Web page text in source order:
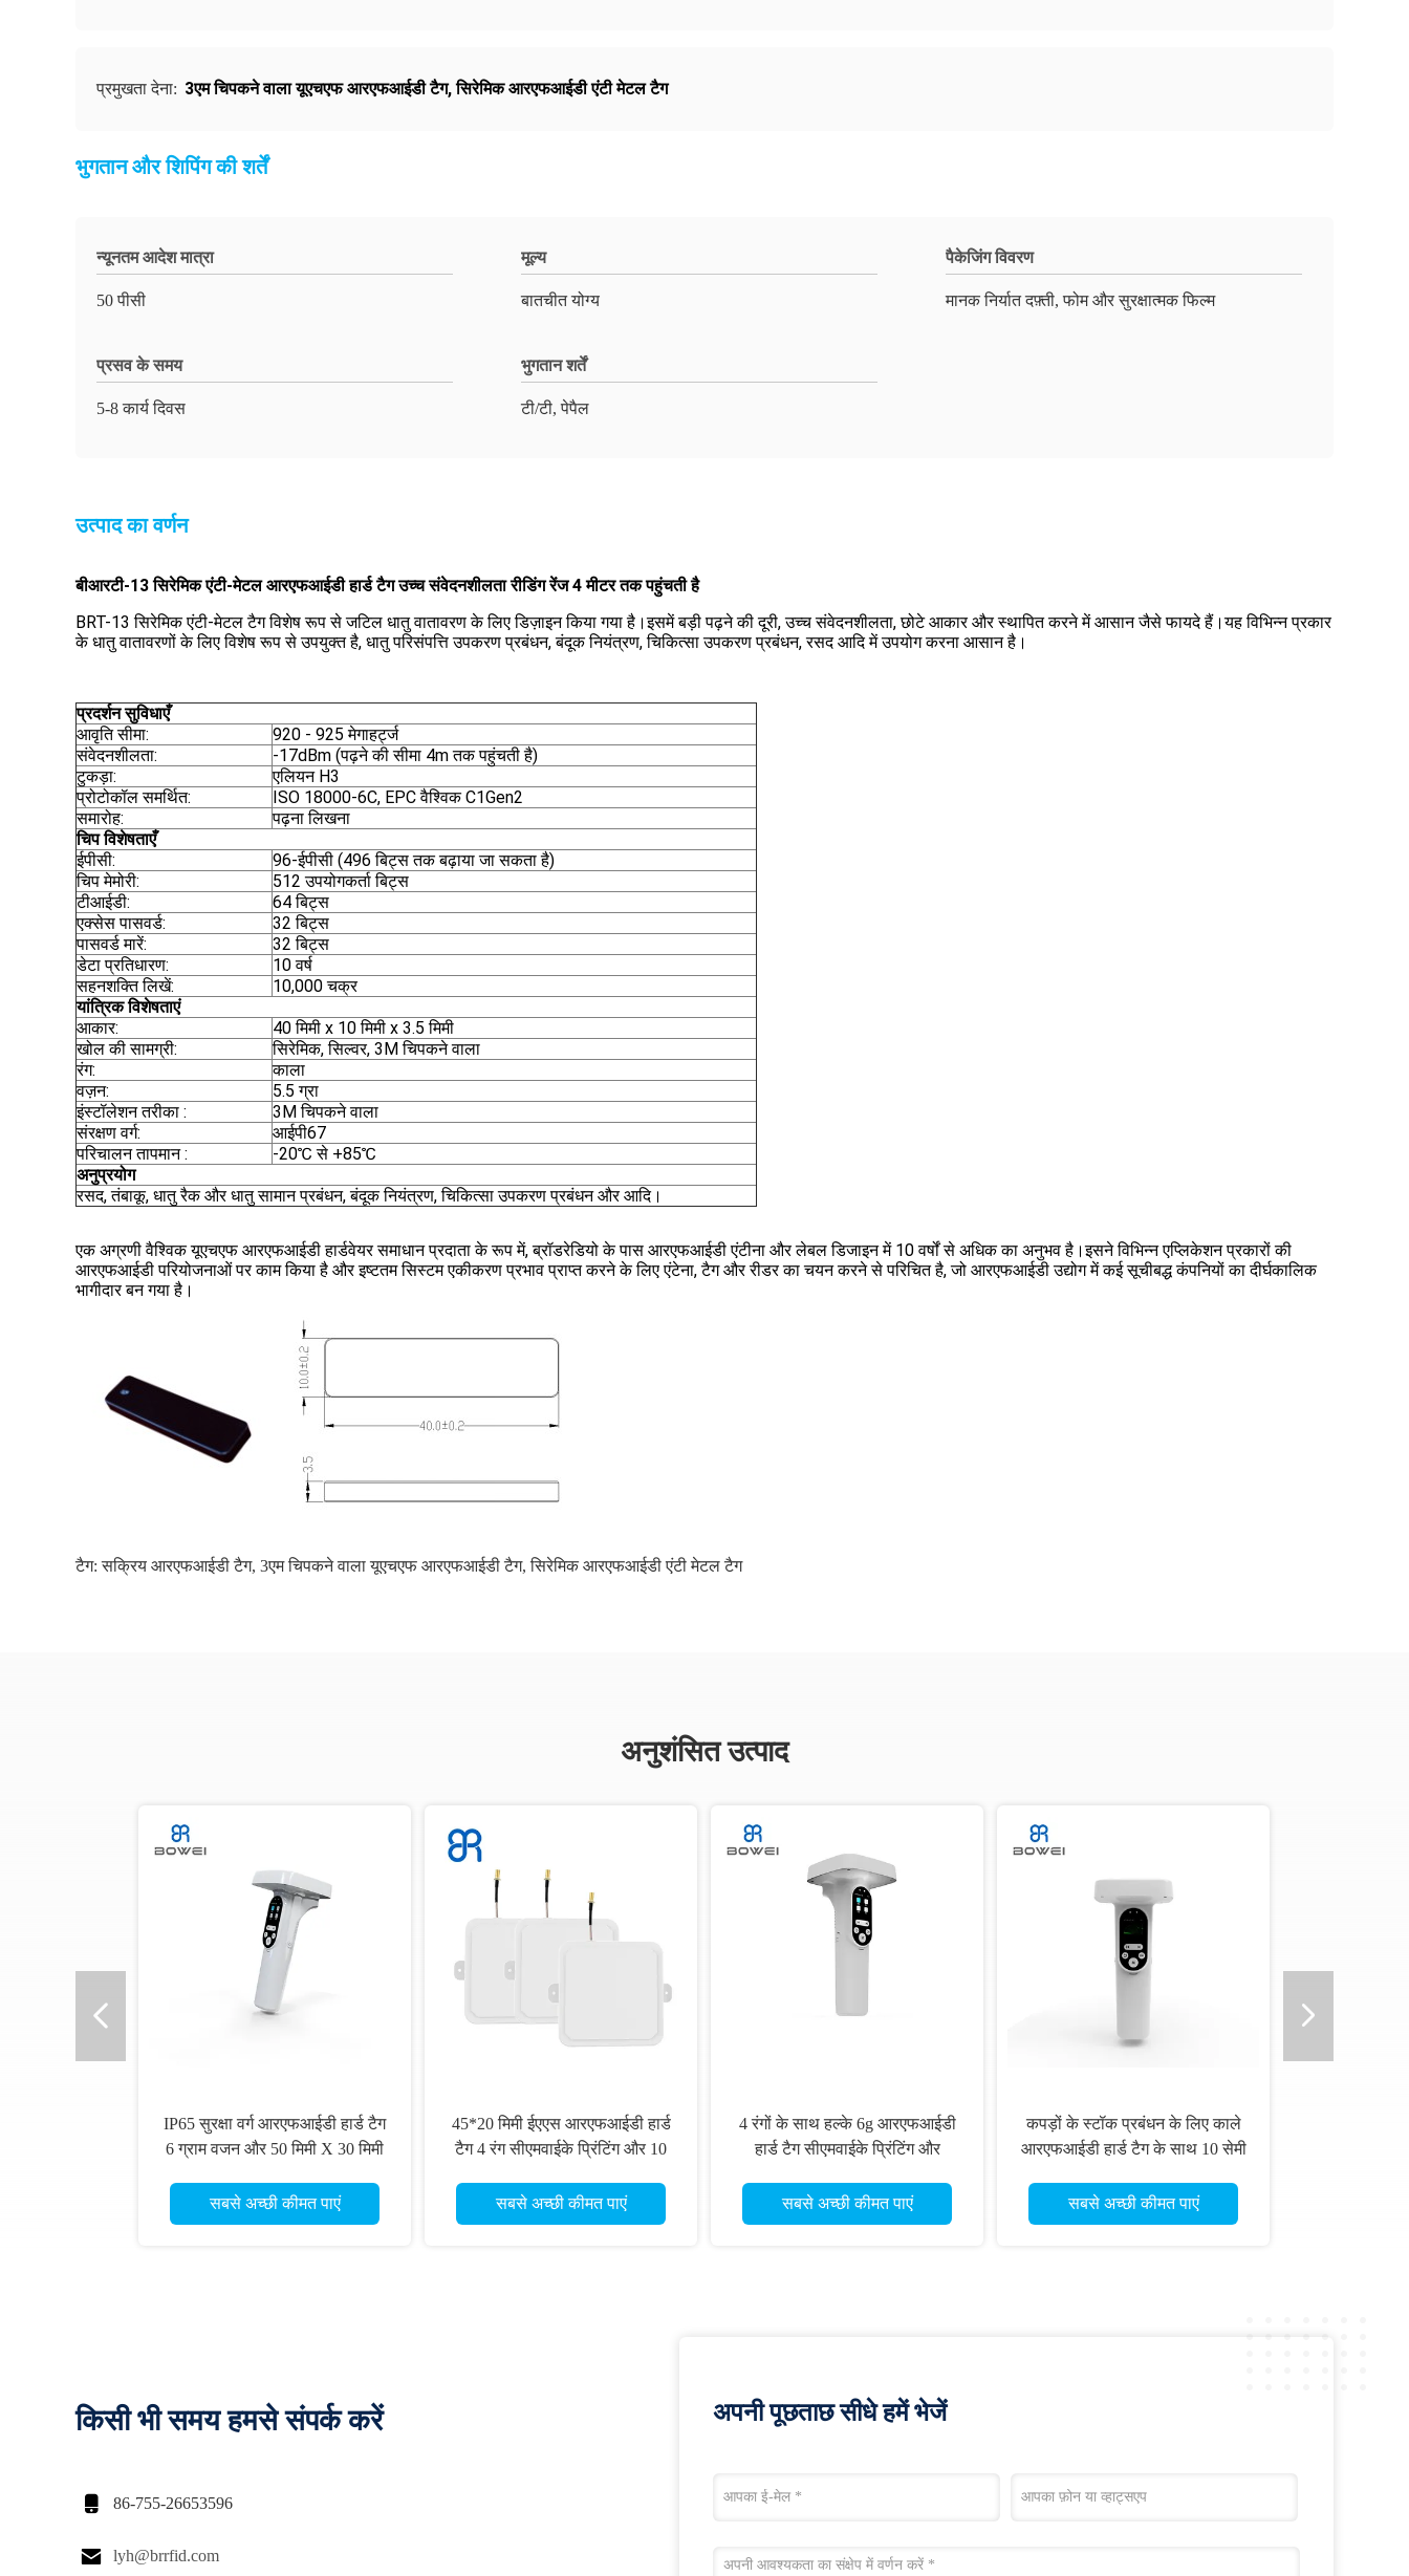
प्रमुखता देना: 3एम चिपकने वाला यूएचएफ आरएफआईडी टैग,सिरेमिक आरएफआईडी एंटी मेटल टैग
भुगतान और शिपिंग की शर्तें
न्यूनतम आदेश मात्रा
50 पीसी
मूल्य
बातचीत योग्य
पैकेजिंग विवरण
मानक निर्यात दफ़्ती, फोम और सुरक्षात्मक फिल्म
प्रसव के समय
5-8 कार्य दिवस
भुगतान शर्तें
टी/टी, पेपैल
उत्पाद का वर्णन
बीआरटी-13 सिरेमिक एंटी-मेटल आरएफआईडी हार्ड टैग उच्च संवेदनशीलता रीडिंग रेंज 4 मीटर तक पहुंचती है
BRT-13 सिरेमिक एंटी-मेटल टैग विशेष रूप से जटिल धातु वातावरण के लिए डिज़ाइन किया गया है।इसमें बड़ी पढ़ने की दूरी, उच्च संवेदनशीलता, छोटे आकार और स्थापित करने में आसान जैसे फायदे हैं।यह विभिन्न प्रकार
के धातु वातावरणों के लिए विशेष रूप से उपयुक्त है, धातु परिसंपत्ति उपकरण प्रबंधन, बंदूक नियंत्रण, चिकित्सा उपकरण प्रबंधन, रसद आदि में उपयोग करना आसान है।
प्रदर्शन सुविधाएँ
आवृति सीमा:
920 - 925 मेगाहर्ट्ज
संवेदनशीलता:
-17dBm (पढ़ने की सीमा 4m तक पहुंचती है)
टुकड़ा:
एलियन H3
प्रोटोकॉल समर्थित:
ISO 18000-6C, EPC वैश्विक C1Gen2
समारोह:
पढ़ना लिखना
चिप विशेषताएँ
ईपीसी:
96-ईपीसी (496 बिट्स तक बढ़ाया जा सकता है)
चिप मेमोरी:
512 उपयोगकर्ता बिट्स
टीआईडी:
64 बिट्स
एक्सेस पासवर्ड:
32 बिट्स
पासवर्ड मारें:
32 बिट्स
डेटा प्रतिधारण:
10 वर्ष
सहनशक्ति लिखें:
10,000 चक्र
यांत्रिक विशेषताएं
आकार:
40 मिमी x 10 मिमी x 3.5 मिमी
खोल की सामग्री:
सिरेमिक, सिल्वर, 3M चिपकने वाला
रंग:
काला
वज़न:
5.5 ग्रा
इंस्टॉलेशन तरीका :
3M चिपकने वाला
संरक्षण वर्ग:
आईपी67
परिचालन तापमान :
-20℃ से +85℃
अनुप्रयोग
रसद, तंबाकू, धातु रैक और धातु सामान प्रबंधन, बंदूक नियंत्रण, चिकित्सा उपकरण प्रबंधन और आदि।
एक अग्रणी वैश्विक यूएचएफ आरएफआईडी हार्डवेयर समाधान प्रदाता के रूप में, ब्रॉडरेडियो के पास आरएफआईडी एंटीना और लेबल डिजाइन में 10 वर्षों से अधिक का अनुभव है।इसने विभिन्न एप्लिकेशन प्रकारों की
आरएफआईडी परियोजनाओं पर काम किया है और इष्टतम सिस्टम एकीकरण प्रभाव प्राप्त करने के लिए एंटेना, टैग और रीडर का चयन करने से परिचित है, जो आरएफआईडी उद्योग में कई सूचीबद्ध कंपनियों का दीर्घकालिक
भागीदार बन गया है।
टैग:सक्रिय आरएफआईडी टैग, 3एम चिपकने वाला यूएचएफ आरएफआईडी टैग, सिरेमिक आरएफआईडी एंटी मेटल टैग
अनुशंसित उत्पाद
IP65 सुरक्षा वर्ग आरएफआईडी हार्ड टैग
6 ग्राम वजन और 50 मिमी X 30 मिमी
सबसे अच्छी कीमत पाएं
45*20 मिमी ईएएस आरएफआईडी हार्ड
टैग 4 रंग सीएमवाईके प्रिंटिंग और 10
स्टॉक प्रबंधन के लिए
सबसे अच्छी कीमत पाएं
4 रंगों के साथ हल्के 6g आरएफआईडी
हार्ड टैग सीएमवाईके प्रिंटिंग और
आकार कुशल इन्वेंट्री प्रबंधन के लिए
सबसे अच्छी कीमत पाएं
कपड़ों के स्टॉक प्रबंधन के लिए काले
आरएफआईडी हार्ड टैग के साथ 10 सेमी
सीएमवाईके प्रिंटिंग
सबसे अच्छी कीमत पाएं
किसी भी समय हमसे संपर्क करें
 86-755-26653596
 lyh@brrfid.com
अपनी पूछताछ सीधे हमें भेजें